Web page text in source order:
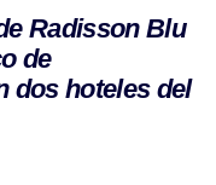
Radisson Blu
de
dos hoteles del